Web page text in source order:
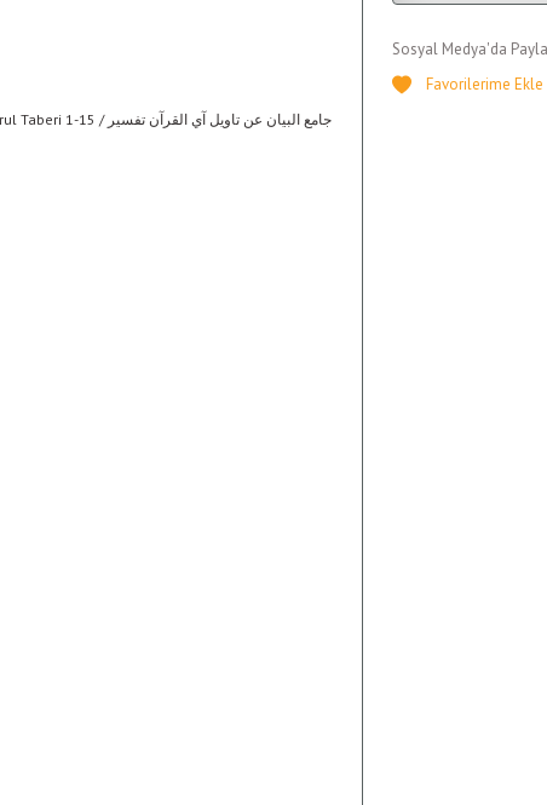
Sosyal Medya'da